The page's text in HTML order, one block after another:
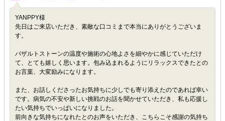
YANPPY様
先日はご来店いただき、素敵な口コミまで本当にありがとうございま
す。
バザルトストーンの温度や施術の心地よさを細やかに感じていただけ
て、とても嬉しく思います。包み込まれるようにリラックスできたとの
お言葉、大変励みになります。
また、お話しくださったお気持ちに少しでも寄り添えたのであれば幸い
です。病気の不安や新しい挑戦のお話を聞かせていただき、私も応援し
たい気持ちでいっぱいになりました。
前向きな気持ちになれたとのお声をいただき、こちらこそ感謝の気持ち